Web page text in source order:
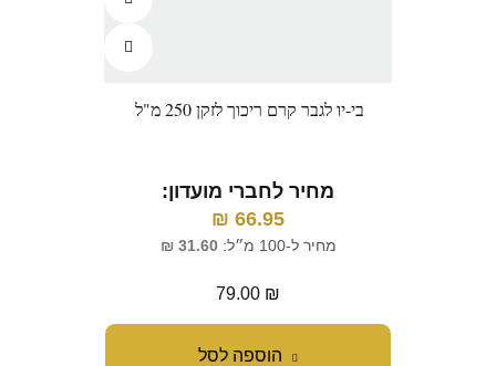
הוספה לסל
בי-יו לגבר קרם ריכוך לזקן 250 מ"ל
מחיר לחברי מועדון:
66.95
₪
מחיר ל-100 מ״ל: 31.60
₪
79.00 ₪